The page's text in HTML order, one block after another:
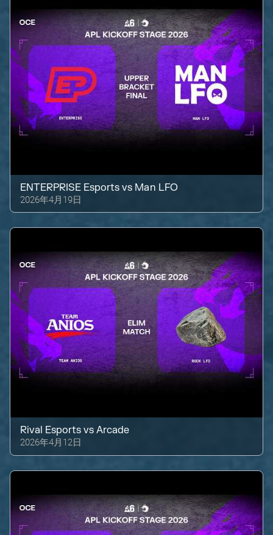
ENTERPRISE Esports vs Man LFO
2026年4月19日
Rival Esports vsArcade
2026年4月12日